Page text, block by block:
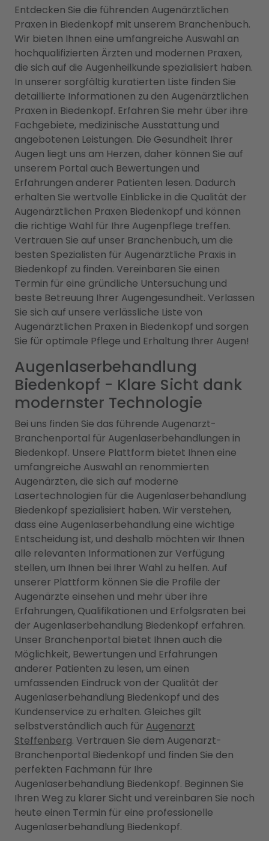
Entdecken Sie die führenden Augenärztlichen
Praxen in Biedenkopf mit unserem Branchenbuch.
Wir bieten Ihnen eine umfangreiche Auswahl an
hochqualifizierten Ärzten und modernen Praxen,
die sich auf die Augenheilkunde spezialisiert haben.
In unserer sorgfältig kuratierten Liste finden Sie
detaillierte Informationen zu den Augenärztlichen
Praxen in Biedenkopf. Erfahren Sie mehr über ihre
Fachgebiete, medizinische Ausstattung und
angebotenen Leistungen. Die Gesundheit Ihrer
Augen liegt uns am Herzen, daher können Sie auf
unserem Portal auch Bewertungen und
Erfahrungen anderer Patienten lesen. Dadurch
erhalten Sie wertvolle Einblicke in die Qualität der
Augenärztlichen Praxen Biedenkopf und können
die richtige Wahl für Ihre Augenpflege treffen.
Vertrauen Sie auf unser Branchenbuch, um die
besten Spezialisten für Augenärztliche Praxis in
Biedenkopf zu finden. Vereinbaren Sie einen
Termin für eine gründliche Untersuchung und
beste Betreuung Ihrer Augengesundheit. Verlassen
Sie sich auf unsere verlässliche Liste von
Augenärztlichen Praxen in Biedenkopf und sorgen
Sie für optimale Pflege und Erhaltung Ihrer Augen!
Augenlaserbehandlung
Biedenkopf - Klare Sicht dank
modernster Technologie
Bei uns finden Sie das führende Augenarzt-
Branchenportal für Augenlaserbehandlungen in
Biedenkopf. Unsere Plattform bietet Ihnen eine
umfangreiche Auswahl an renommierten
Augenärzten, die sich auf moderne
Lasertechnologien für die Augenlaserbehandlung
Biedenkopf spezialisiert haben. Wir verstehen,
dass eine Augenlaserbehandlung eine wichtige
Entscheidung ist, und deshalb möchten wir Ihnen
alle relevanten Informationen zur Verfügung
stellen, um Ihnen bei Ihrer Wahl zu helfen. Auf
unserer Plattform können Sie die Profile der
Augenärzte einsehen und mehr über ihre
Erfahrungen, Qualifikationen und Erfolgsraten bei
der Augenlaserbehandlung Biedenkopf erfahren.
Unser Branchenportal bietet Ihnen auch die
Möglichkeit, Bewertungen und Erfahrungen
anderer Patienten zu lesen, um einen
umfassenden Eindruck von der Qualität der
Augenlaserbehandlung Biedenkopf und des
Kundenservice zu erhalten. Gleiches gilt
selbstverständlich auch für Augenarzt
Steffenberg. Vertrauen Sie dem Augenarzt-
Branchenportal Biedenkopf und finden Sie den
perfekten Fachmann für Ihre
Augenlaserbehandlung Biedenkopf. Beginnen Sie
Ihren Weg zu klarer Sicht und vereinbaren Sie noch
heute einen Termin für eine professionelle
Augenlaserbehandlung Biedenkopf.